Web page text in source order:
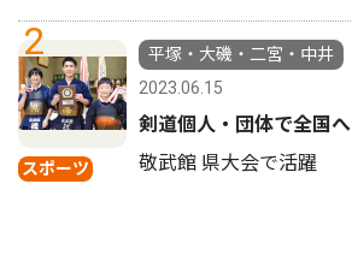
2
スポーツ
平塚・大磯・二宮・中井
2023.06.15
剣道個人・団体で全国へ
敬武館 県大会で活躍